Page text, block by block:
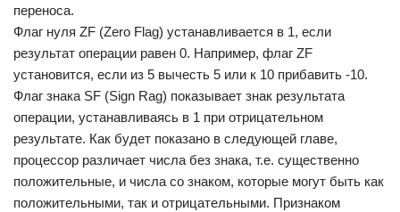
переноса.
Флаг нуля ZF (Zero Flag) устанавливается в 1, если
результат операции равен 0. Например, флаг ZF
установится, если из 5 вычесть 5 или к 10 прибавить -10.
Флаг знака SF (Sign Rag) показывает знак результата
операции, устанавливаясь в 1 при отрицательном
результате. Как будет показано в следующей главе,
процессор различает числа без знака, т.е. существенно
положительные, и числа со знаком, которые могут быть как
положительными, так и отрицательными. Признаком